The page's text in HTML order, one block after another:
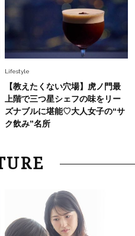
Lifestyle
【教えたくない穴場】虎ノ門最
上階で三つ星シェフの味をリー
ズナブルに堪能♡大人女子の“サ
ク飲み”名所